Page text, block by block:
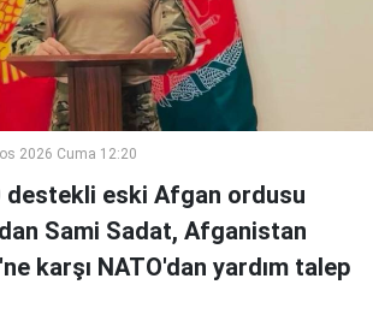
2026 Cuma 12:20
destekli eski Afgan ordusu
Sami Sadat, Afganistan
karşı NATO'dan yardım talep